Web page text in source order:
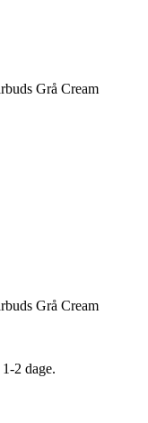
Grå Cream
Grå Cream
2 dage.